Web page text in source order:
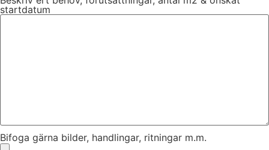
startdatum
Bifoga gärna bilder, handlingar, ritningar m.m.